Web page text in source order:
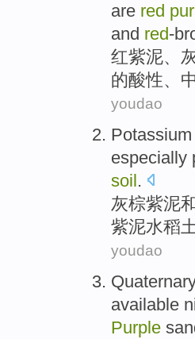
are red
and red-
红紫泥、
的酸性、
youdao
especially
soil.
灰棕紫泥
紫泥水稻土
youdao
available
Purple